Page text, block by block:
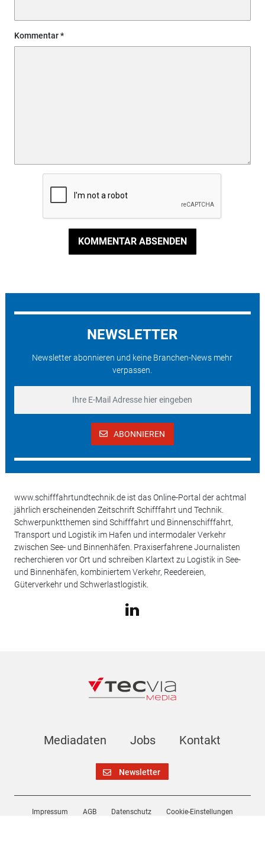
Kommentar
KOMMENTAR ABSENDEN
NEWSLETTER
Newsletter abonnieren und keine Branchen-News mehr
verpassen.
ABONNIEREN
www.schifffahrtundtechnik.de ist das Online-Portal der achtmal
jährlich erscheinenden Zeitschrift Schifffahrt und Technik.
Schwerpunktthemen sind Schifffahrt und Binnenschifffahrt,
Transport und Logistik im Hafen und intermodaler Verkehr
zwischen See- und Binnenhäfen. Praxiserfahrene Journalisten
recherchieren vor Ort und schreiben Klartext zu Logistik in See-
und Binnenhäfen, kombiniertem Verkehr, Reedereien,
Güterverkehr und Schwerlastlogistik.
Mediadaten Jobs Kontakt
Newsletter
Impressum AGB Datenschutz Cookie-Einstellungen